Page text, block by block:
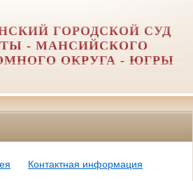
ГОРОДСКОЙ СУД
- МАНСИЙСКОГО
ОКРУГА - ЮГРЫ
Контактная информация